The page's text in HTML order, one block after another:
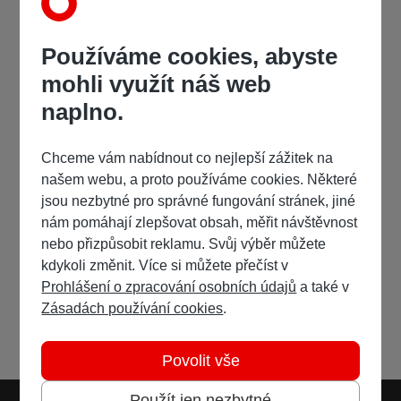
Používáme cookies, abyste
mohli využít náš web
naplno.
Chceme vám nabídnout co nejlepší zážitek na
našem webu, a proto používáme cookies. Některé
jsou nezbytné pro správné fungování stránek, jiné
nám pomáhají zlepšovat obsah, měřit návštěvnost
nebo přizpůsobit reklamu. Svůj výběr můžete
kdykoli změnit. Více si můžete přečíst v
Prohlášení o zpracování osobních údajů a také v
Zásadách používání cookies.
Povolit vše